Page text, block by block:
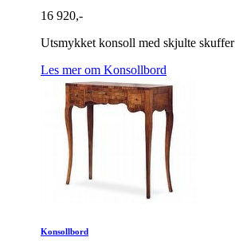
16 920,-
Utsmykket konsoll med skjulte skuffer
Les mer om Konsollbord
Konsollbord